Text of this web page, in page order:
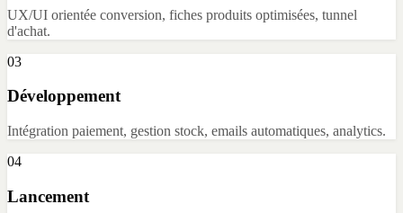
UX/UI orientée conversion, fiches produits optimisées, tunnel
d'achat.
03
Développement
Intégration paiement, gestion stock, emails automatiques, analytics.
04
Lancement